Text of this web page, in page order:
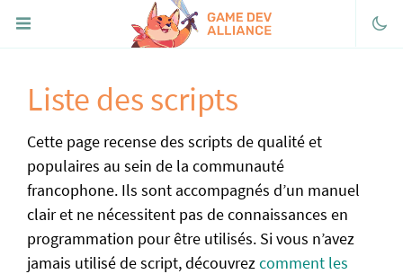
Discord
Twitter
Youtube
itch.io
FaireDesJeux.fr
Liste des scripts
Cette page recense des scripts de qualité et
populaires au sein de la communauté
francophone. Ils sont accompagnés d’un manuel
clair et ne nécessitent pas de connaissances en
programmation pour être utilisés. Si vous n’avez
jamais utilisé de script, découvrezcomment les